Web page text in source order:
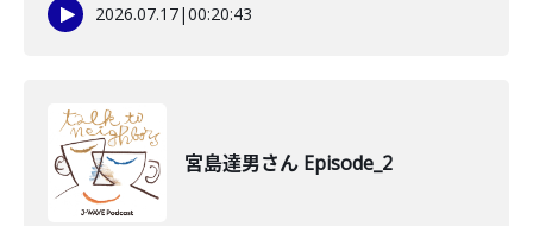
2026.07.17|00:20:43
宮島達男さん Episode_2